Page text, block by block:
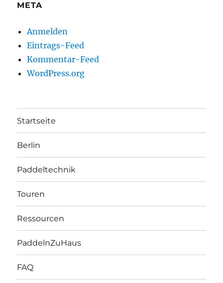
META
Anmelden
Eintrags-Feed
Kommentar-Feed
WordPress.org
Startseite
Berlin
Paddeltechnik
Touren
Ressourcen
PaddelnZuHaus
FAQ